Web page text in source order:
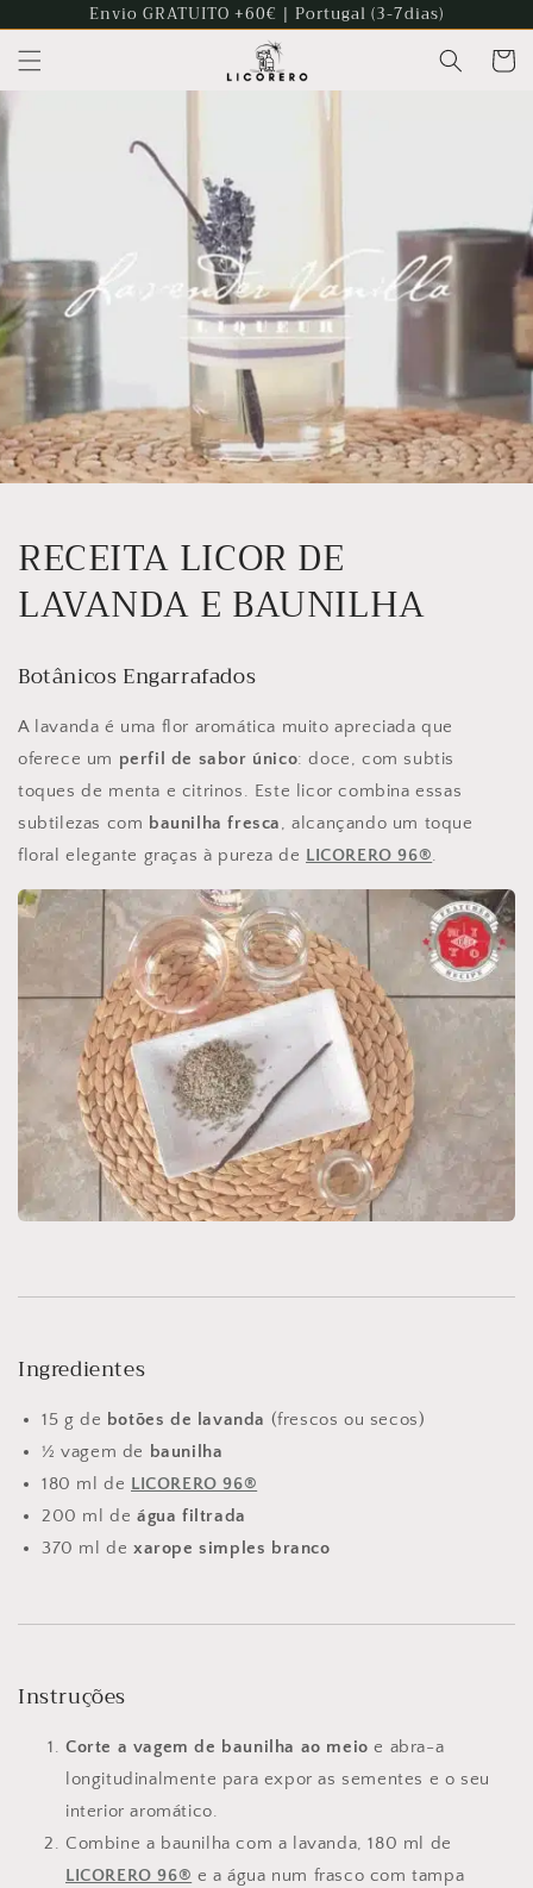
para o
conteúdo
Envio GRATUITO +60€ | Portugal (3-7dias)
RECEITA LICOR DE
LAVANDA E BAUNILHA
Botânicos Engarrafados
A lavanda é uma flor aromática muito apreciada que
oferece um perfil de sabor único: doce, com subtis
toques de menta e citrinos. Este licor combina essas
subtilezas com baunilha fresca, alcançando um toque
floral elegante graças à pureza de LICORERO 96®.
Ingredientes
15 g de botões de lavanda (frescos ou secos)
½ vagem de baunilha
180 ml de LICORERO 96®
200 ml de água filtrada
370 ml de xarope simples branco
Instruções
Corte a vagem de baunilha ao meio e abra-a
longitudinalmente para expor as sementes e o seu
interior aromático.
Combine a baunilha com a lavanda, 180 ml de
LICORERO 96® e a água num frasco com tampa